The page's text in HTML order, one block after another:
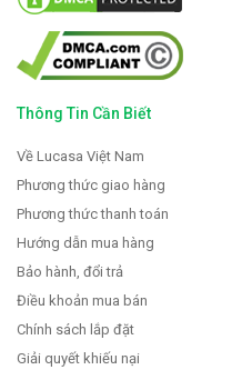
Thông Tin Cần Biết
Về Lucasa Việt Nam
Phương thức giao hàng
Phương thức thanh toán
Hướng dẫn mua hàng
Bảo hành, đổi trả
Điều khoản mua bán
Chính sách lắp đặt
Giải quyết khiếu nại